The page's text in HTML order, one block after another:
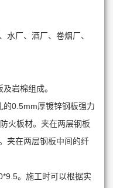
水厂、酒厂、卷烟厂、
岩棉组成。
的0.5mm厚镀锌钢板强力
火板材。夹在两层钢板
夹在两层钢板中间的纤
。施工时可以根据实